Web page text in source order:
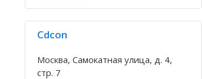
Cdcon
Москва, Самокатная улица, д. 4,
стр. 7